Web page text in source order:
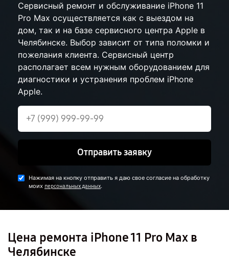
Сервисный ремонт и обслуживание iPhone 11
Pro Max осуществляется как с выездом на
дом, так и на базе сервисного центра Apple в
Челябинске. Выбор зависит от типа поломки и
пожелания клиента. Сервисный центр
располагает всем нужным оборудованием для
диагностики и устранения проблем iPhone
Apple.
Отправить заявку
Нажимая на кнопку отправить я даю свое согласие на обработку
моих персональных данных.
Цена ремонта iPhone 11 Pro Max в
Челябинске